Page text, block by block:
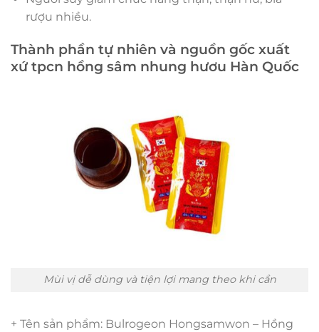
rượu nhiều.
Thành phần tự nhiên và nguồn gốc xuất
xứ tpcn hồng sâm nhung hươu Hàn Quốc
Mùi vị dễ dùng và tiện lợi mang theo khi cần
+ Tên sản phẩm: Bulrogeon Hongsamwon – Hồng